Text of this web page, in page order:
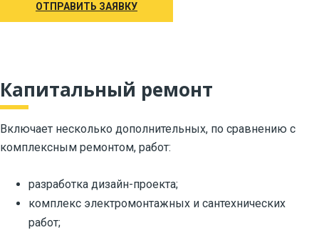
ОТПРАВИТЬ ЗАЯВКУ
Капитальный ремонт
Включает несколько дополнительных, по сравнению с
комплексным ремонтом, работ:
разработка дизайн-проекта;
комплекс электромонтажных и сантехнических
работ;